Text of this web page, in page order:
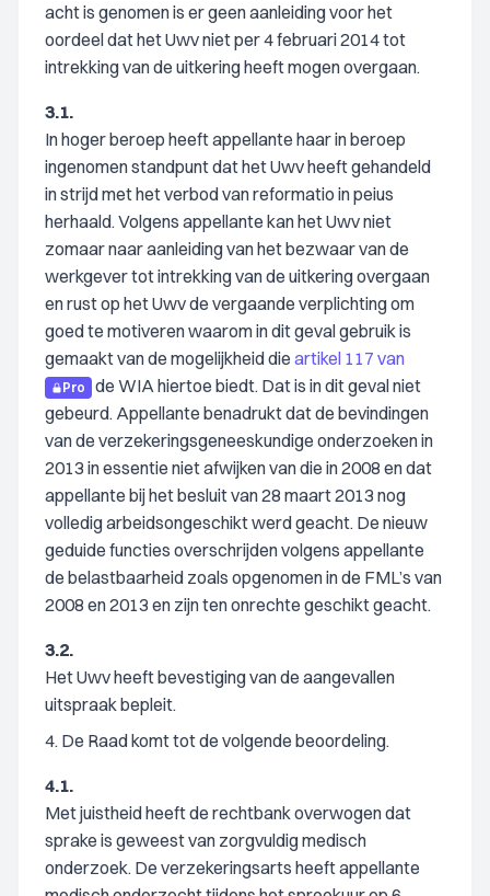
acht is genomen is er geen aanleiding voor het
oordeel dat het Uwv niet per 4 februari 2014 tot
intrekking van de uitkering heeft mogen overgaan.
3.1.
In hoger beroep heeft appellante haar in beroep
ingenomen standpunt dat het Uwv heeft gehandeld
in strijd met het verbod van reformatio in peius
herhaald. Volgens appellante kan het Uwv niet
zomaar naar aanleiding van het bezwaar van de
werkgever tot intrekking van de uitkering overgaan
en rust op het Uwv de vergaande verplichting om
goed te motiveren waarom in dit geval gebruik is
gemaakt van de mogelijkheid die artikel 117 van
Pro
de WIA hiertoe biedt. Dat is in dit geval niet
gebeurd. Appellante benadrukt dat de bevindingen
van de verzekeringsgeneeskundige onderzoeken in
2013 in essentie niet afwijken van die in 2008 en dat
appellante bij het besluit van 28 maart 2013 nog
volledig arbeidsongeschikt werd geacht. De nieuw
geduide functies overschrijden volgens appellante
de belastbaarheid zoals opgenomen in de FML’s van
2008 en 2013 en zijn ten onrechte geschikt geacht.
3.2.
Het Uwv heeft bevestiging van de aangevallen
uitspraak bepleit.
4. De Raad komt tot de volgende beoordeling.
4.1.
Met juistheid heeft de rechtbank overwogen dat
sprake is geweest van zorgvuldig medisch
onderzoek. De verzekeringsarts heeft appellante